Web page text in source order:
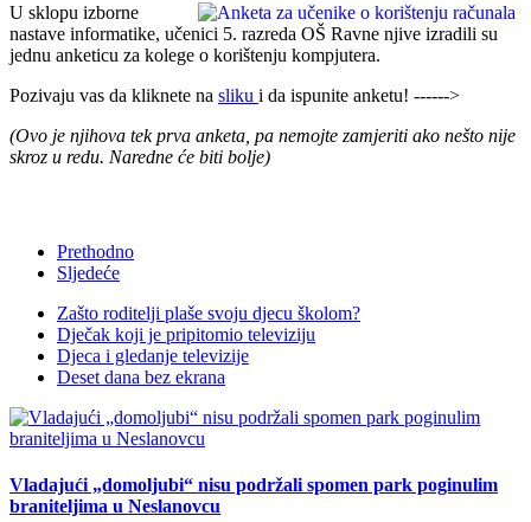
U sklopu izborne
nastave informatike, učenici 5. razreda OŠ Ravne njive izradili su
jednu anketicu za kolege o korištenju kompjutera.
Pozivaju vas da kliknete na sliku i da ispunite anketu! ------>
(Ovo je njihova tek prva anketa, pa nemojte zamjeriti ako nešto nije
skroz u redu. Naredne će biti bolje)
Prethodno
Sljedeće
Zašto roditelji plaše svoju djecu školom?
Dječak koji je pripitomio televiziju
Djeca i gledanje televizije
Deset dana bez ekrana
Vladajući „domoljubi“ nisu podržali spomen park poginulim
braniteljima u Neslanovcu